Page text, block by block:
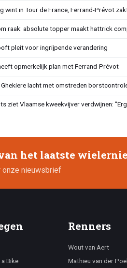
wint in Tour de France, Ferrand-Prévot
raak: absolute topper maakt hattrick
pleit voor ingrijpende verandering
opmerkelijk plan met Ferrand-Prévot
lacht met omstreden
ziet Vlaamse kweekvijver verdwijnen:
het laatste
onze nieuwsbrief
Bike
Renners
Wout van Aert
Mathieu van der Poel